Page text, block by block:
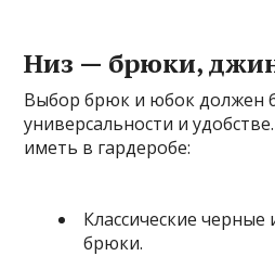
Низ — брюки,
Выбор брюк и юбок должен
универсальности и
иметь в гардеробе:
Классические
брюки.